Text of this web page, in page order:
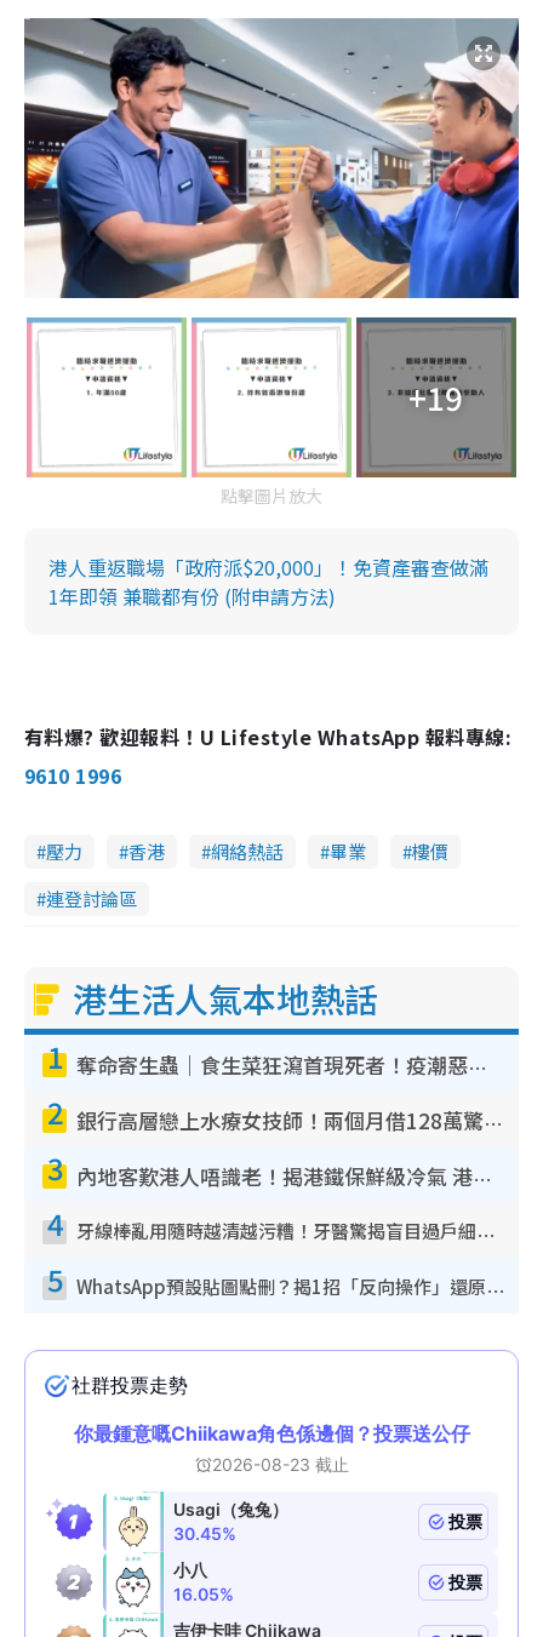
+19
點擊圖片放大
港人重返職場「政府派$20,000」！免資產審查做滿
1年即領 兼職都有份 (附申請方法)
有料爆? 歡迎報料！U Lifestyle WhatsApp 報料專線:
9610 1996
壓力 香港 網絡熱話 畢業
樓價
連登討論區
港生活人氣本地熱話
1 奪命寄生蟲｜食生菜狂瀉首現死者！疫潮惡化錄1.8萬宗病例 揭洗菜3大謬誤
2 銀行高層戀上水療女技師！兩個月借128萬驚覺「沉船」沉落火海 揭背後疑似邪教操控賣淫
3 內地客歎港人唔識老！揭港鐵保鮮級冷氣 港人求放過：咪投訴
4 牙線棒亂用隨時越清越污糟！牙醫驚揭盲目過戶細菌恐致蛀牙：呢種先係日常真保養
5 WhatsApp預設貼圖點刪？揭1招「反向操作」還原簡潔介面 附3步實測教學